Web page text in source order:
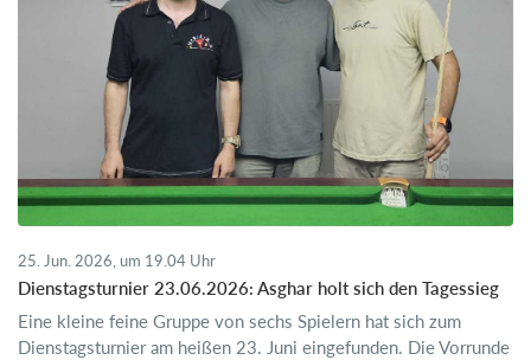
25. Jun. 2026, um 19.04 Uhr
Dienstagsturnier 23.06.2026: Asghar holt sich den Tagessieg
Eine kleine feine Gruppe von sechs Spielern hat sich zum
Dienstagsturnier am heißen 23. Juni eingefunden. Die Vorrunde